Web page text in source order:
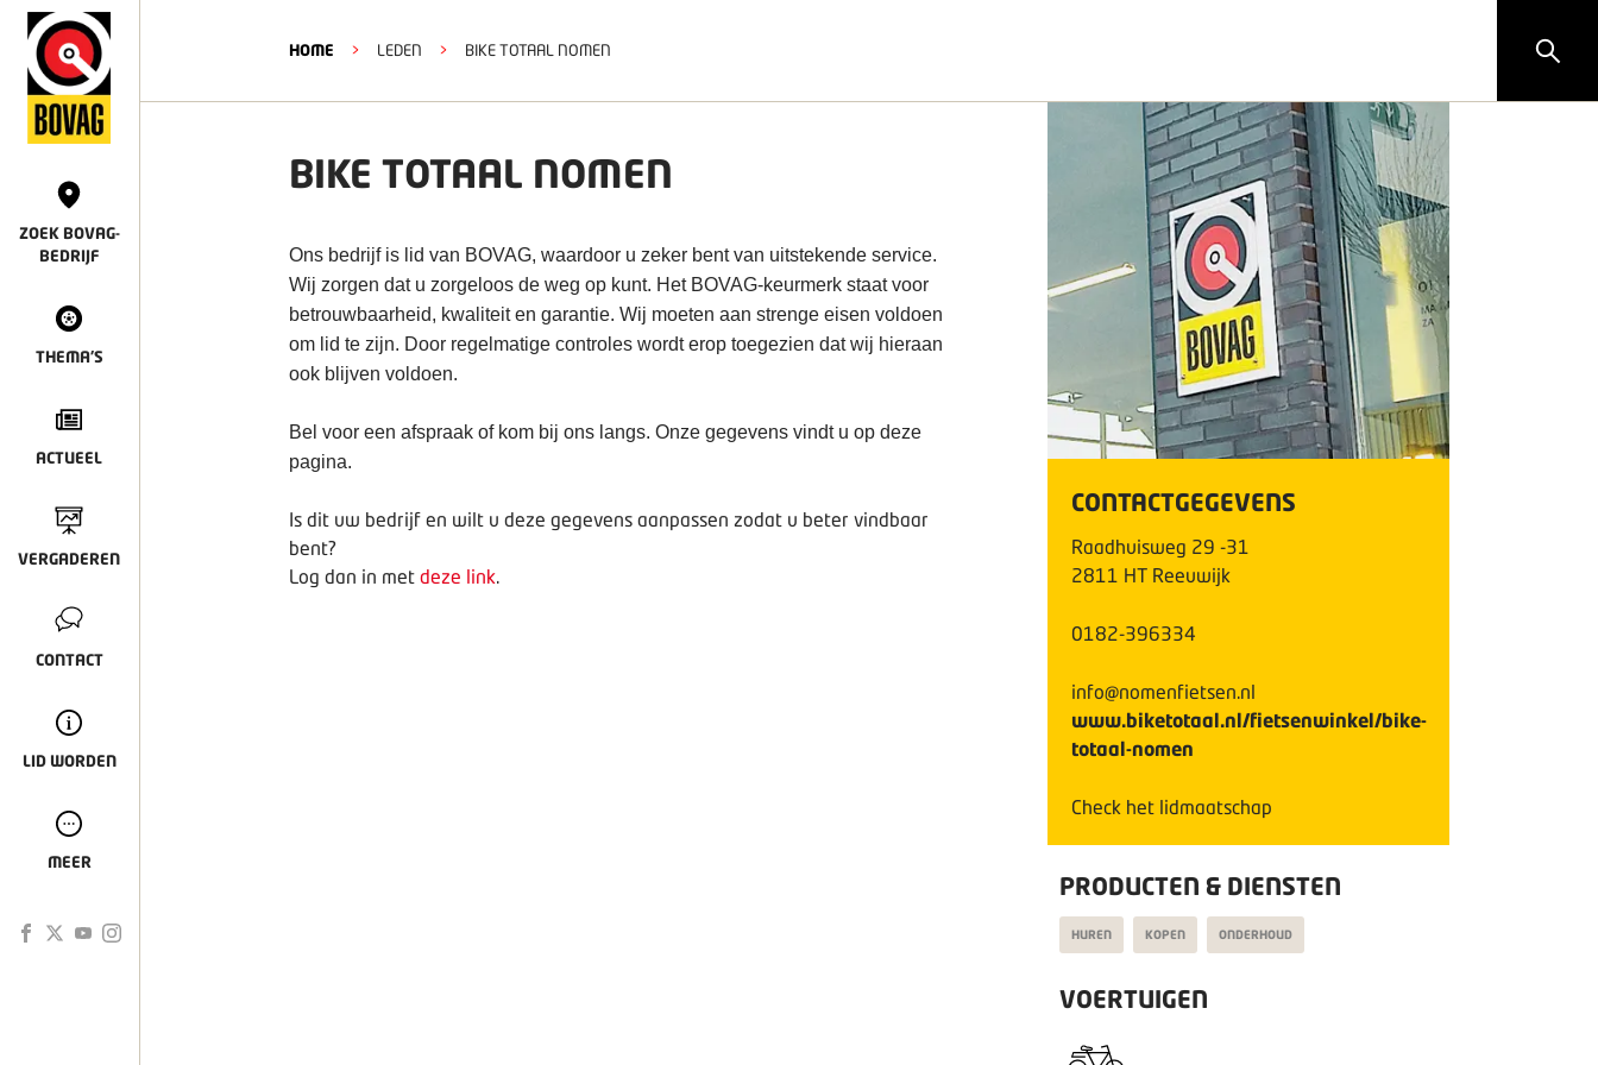
ZOEK BOVAG-
BEDRIJF
THEMA'S
ACTUEEL
VERGADEREN
CONTACT
LID WORDEN
MEER
HOME > LEDEN > BIKE TOTAAL NOMEN
BIKE TOTAAL NOMEN
Ons bedrijf is lid van BOVAG, waardoor u zeker bent van uitstekende service.
Wij zorgen dat u zorgeloos de weg op kunt. Het BOVAG-keurmerk staat voor
betrouwbaarheid, kwaliteit en garantie. Wij moeten aan strenge eisen voldoen
om lid te zijn. Door regelmatige controles wordt erop toegezien dat wij hieraan
ook blijven voldoen.
Bel voor een afspraak of kom bij ons langs. Onze gegevens vindt u op deze
pagina.
Is dit uw bedrijf en wilt u deze gegevens aanpassen zodat u beter vindbaar
bent?
Log dan in met deze link.
CONTACTGEGEVENS
Raadhuisweg 29 -31
2811 HT Reeuwijk
0182-396334
info@nomenfietsen.nl
www.biketotaal.nl/fietsenwinkel/bike-
totaal-nomen
Check het lidmaatschap
PRODUCTEN & DIENSTEN
HUREN KOPEN ONDERHOUD
VOERTUIGEN